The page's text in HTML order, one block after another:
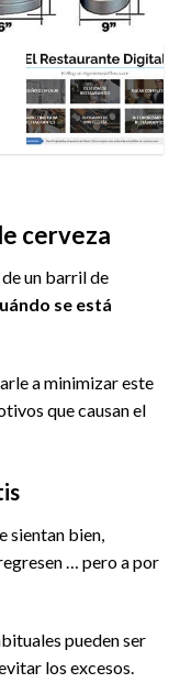
cerveza
un barril de
se está
a minimizar este
que causan el
sientan bien,
… pero a por
pueden ser
los excesos.